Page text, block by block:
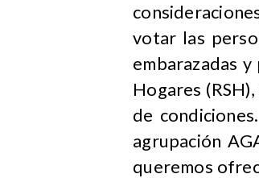
votar las
embarazadas
Hogares
de
agrupación
queremos